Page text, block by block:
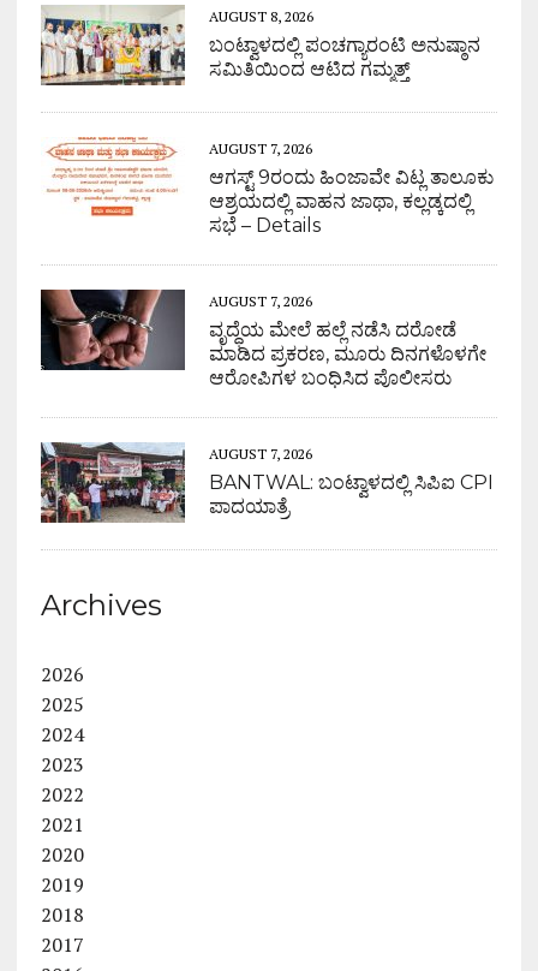
AUGUST 8, 2026
ಬಂಟ್ವಾಳದಲ್ಲಿ ಪಂಚಗ್ಯಾರಂಟಿ ಅನುಷ್ಠಾನ
ಸಮಿತಿಯಿಂದ ಆಟಿದ ಗಮ್ಮತ್ತ್
AUGUST 7, 2026
ಆಗಸ್ಟ್ 9ರಂದು ಹಿಂಜಾವೇ ವಿಟ್ಲ ತಾಲೂಕು
ಆಶ್ರಯದಲ್ಲಿ ವಾಹನ ಜಾಥಾ, ಕಲ್ಲಡ್ಕದಲ್ಲಿ
ಸಭೆ – Details
AUGUST 7, 2026
ವೃದ್ಧೆಯ ಮೇಲೆ ಹಲ್ಲೆ ನಡೆಸಿ ದರೋಡೆ
ಮಾಡಿದ ಪ್ರಕರಣ, ಮೂರು ದಿನಗಳೊಳಗೇ
ಆರೋಪಿಗಳ ಬಂಧಿಸಿದ ಪೊಲೀಸರು
AUGUST 7, 2026
BANTWAL: ಬಂಟ್ವಾಳದಲ್ಲಿ ಸಿಪಿಐ CPI
ಪಾದಯಾತ್ರೆ
Archives
2026
2025
2024
2023
2022
2021
2020
2019
2018
2017